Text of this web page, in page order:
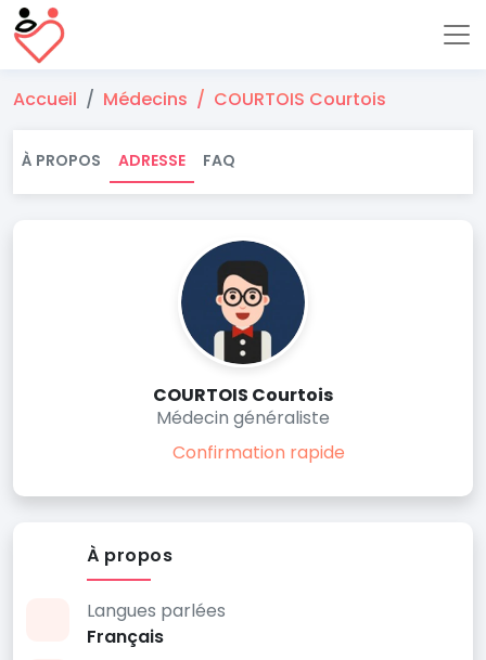
Accueil Médecins COURTOIS Courtois
À PROPOS ADRESSE FAQ
COURTOIS Courtois
Médecin généraliste
Confirmation rapide
À propos
Langues parlées
Français